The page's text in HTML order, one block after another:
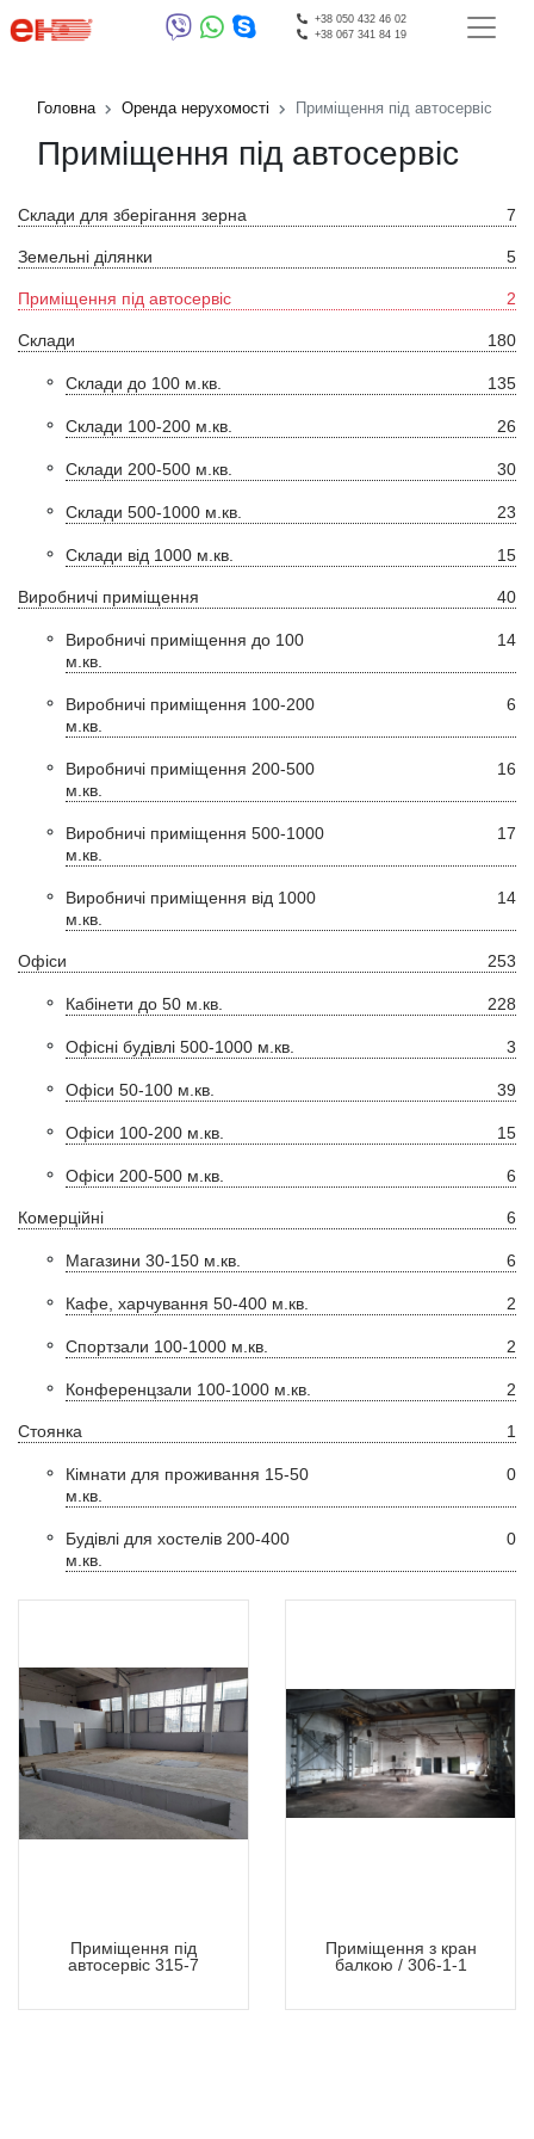
+38 050 432 46 02
+38 067 341 84 19
Головна Оренда нерухомості Приміщення під автосервіс
Приміщення під автосервіс
Склади для зберігання зерна 7
Земельні ділянки 5
Приміщення під автосервіс 2
Склади 180
Склади до 100 м.кв. 135
Склади 100-200 м.кв. 26
Склади 200-500 м.кв. 30
Склади 500-1000 м.кв. 23
Склади від 1000 м.кв. 15
Виробничі приміщення 40
Виробничі приміщення до 100
м.кв.
14
Виробничі приміщення 100-200
м.кв.
6
Виробничі приміщення 200-500
м.кв.
16
Виробничі приміщення 500-1000
м.кв.
17
Виробничі приміщення від 1000
м.кв.
14
Офіси 253
Кабінети до 50 м.кв. 228
Офісні будівлі 500-1000 м.кв. 3
Офіси 50-100 м.кв. 39
Офіси 100-200 м.кв. 15
Офіси 200-500 м.кв. 6
Комерційні 6
Магазини 30-150 м.кв. 6
Кафе, харчування 50-400 м.кв. 2
Спортзали 100-1000 м.кв. 2
Конференцзали 100-1000 м.кв. 2
Стоянка 1
Кімнати для проживання 15-50
м.кв.
0
Будівлі для хостелів 200-400
м.кв.
0
Приміщення під
автосервіс 315-7
Приміщення з кран
балкою / 306-1-1